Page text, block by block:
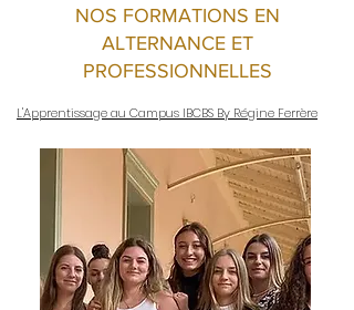
L'Apprentissage au Campus IBCBS By Régine Ferrère
NOS FORMATIONS EN
ALTERNANCE ET
PROFESSIONNELLES